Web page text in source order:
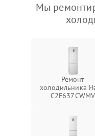
Мы
Ремонт
холодильника
C2F637CWMV